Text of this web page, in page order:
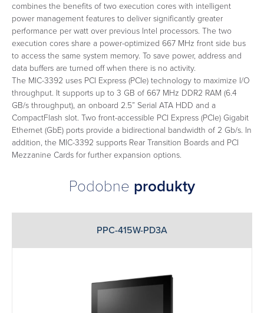
combines the benefits of two execution cores with intelligent
power management features to deliver significantly greater
performance per watt over previous Intel processors. The two
execution cores share a power-optimized 667 MHz front side bus
to access the same system memory. To save power, address and
data buffers are turned off when there is no activity.
The MIC-3392 uses PCI Express (PCIe) technology to maximize I/O
throughput. It supports up to 3 GB of 667 MHz DDR2 RAM (6.4
GB/s throughput), an onboard 2.5” Serial ATA HDD and a
CompactFlash slot. Two front-accessible PCI Express (PCIe) Gigabit
Ethernet (GbE) ports provide a bidirectional bandwidth of 2 Gb/s. In
addition, the MIC-3392 supports Rear Transition Boards and PCI
Mezzanine Cards for further expansion options.
Podobne produkty
PPC-415W-PD3A